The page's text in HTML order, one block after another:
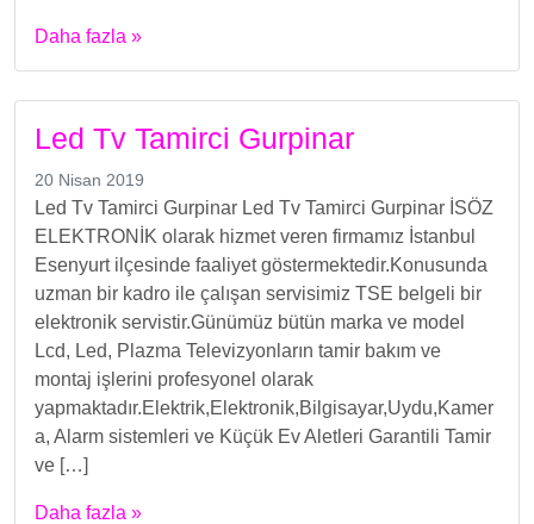
Daha fazla »
Led Tv Tamirci Gurpinar
20 Nisan 2019
Led Tv Tamirci Gurpinar Led Tv Tamirci Gurpinar İSÖZ
ELEKTRONİK olarak hizmet veren firmamız İstanbul
Esenyurt ilçesinde faaliyet göstermektedir.Konusunda
uzman bir kadro ile çalışan servisimiz TSE belgeli bir
elektronik servistir.Günümüz bütün marka ve model
Lcd, Led, Plazma Televizyonların tamir bakım ve
montaj işlerini profesyonel olarak
yapmaktadır.Elektrik,Elektronik,Bilgisayar,Uydu,Kamer
a, Alarm sistemleri ve Küçük Ev Aletleri Garantili Tamir
ve […]
Daha fazla »